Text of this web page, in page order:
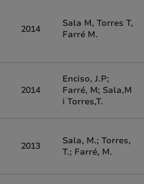
2014
Sala M, Torres T,
Farré M.
2014
Enciso, J.P;
Farré, M; Sala,M
i Torres,T.
2013
Sala, M.; Torres,
T.; Farré, M.